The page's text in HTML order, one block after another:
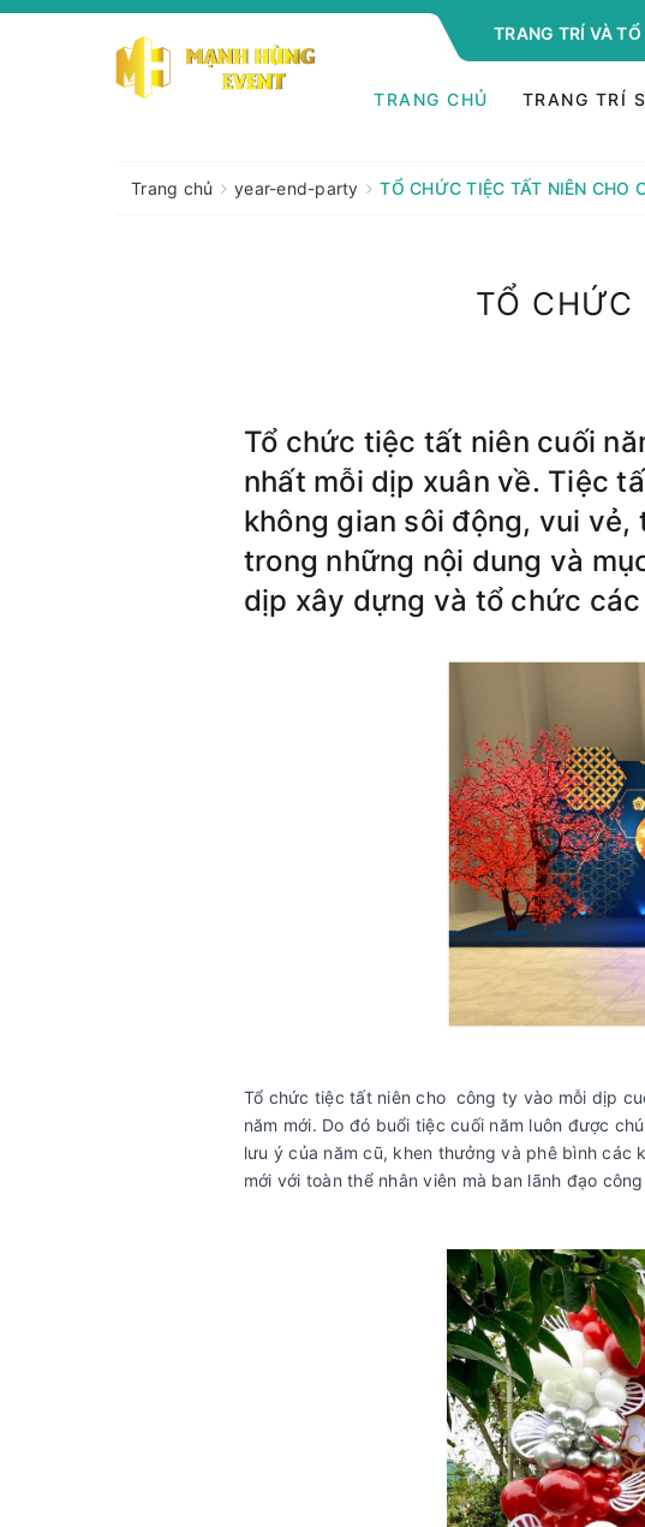
TRANG TRÍ VÀ
TRANG CHỦ TRANG TRÍ
Trang chủ year-end-party TỔ CHỨC TIỆC TẤT NIÊN CHO
TỔ CHỨC
Tổ chức tiệc tất niên cuối
nhất mỗi dịp xuân về. Tiệc
không gian sôi động, vui
trong những nội dung và
dịp xây dựng và tổ chức
Tổ chức tiệc tất niên cho công ty vào mỗi dịp
năm mới. Do đó buổi tiệc cuối năm luôn được
lưu ý của năm cũ, khen thưởng và phê bình các
mới với toàn thể nhân viên mà ban lãnh đạo